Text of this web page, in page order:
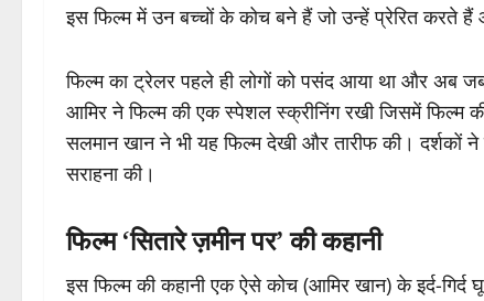
इस फिल्म में उन बच्चों के कोच बने हैं जो उन्हें प्रेरित करते हैं
फिल्म का ट्रेलर पहले ही लोगों को पसंद आया था और अब जब
आमिर ने फिल्म की एक स्पेशल स्क्रीनिंग रखी जिसमें फिल्म
सलमान खान ने भी यह फिल्म देखी और तारीफ की।
सराहना की।
फिल्म ‘सितारे ज़मीन पर’ की कहानी
इस फिल्म की कहानी एक ऐसे कोच (आमिर खान) के इर्द-गिर्द